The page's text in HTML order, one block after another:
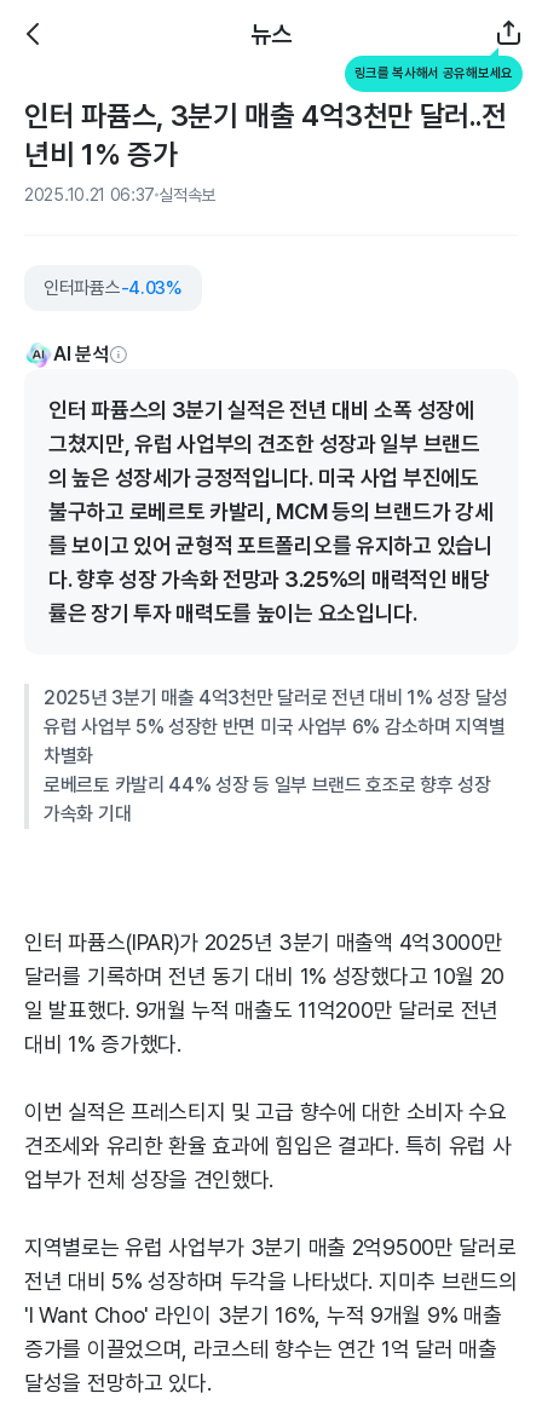
뉴스
링크를 복사해서 공유해보세요
인터 파퓸스, 3분기 매출 4억3천만 달러..전
년비 1% 증가
2025.10.21 06:37 실적속보
인터파퓸스-4.03%
AI 분석
인터 파퓸스의 3분기 실적은 전년 대비 소폭 성장에
그쳤지만, 유럽 사업부의 견조한 성장과 일부 브랜드
의 높은 성장세가 긍정적입니다. 미국 사업 부진에도
불구하고 로베르토 카발리, MCM 등의 브랜드가 강세
를 보이고 있어 균형적 포트폴리오를 유지하고 있습니
다. 향후 성장 가속화 전망과 3.25%의 매력적인 배당
률은 장기 투자 매력도를 높이는 요소입니다.
2025년 3분기 매출 4억3천만 달러로 전년 대비 1% 성장 달성
유럽 사업부 5% 성장한 반면 미국 사업부 6% 감소하며 지역별
차별화
로베르토 카발리 44% 성장 등 일부 브랜드 호조로 향후 성장
가속화 기대
인터 파퓸스(IPAR)가 2025년 3분기 매출액 4억3000만
달러를 기록하며 전년 동기 대비 1% 성장했다고 10월 20
일 발표했다. 9개월 누적 매출도 11억200만 달러로 전년
대비 1% 증가했다.
이번 실적은 프레스티지 및 고급 향수에 대한 소비자 수요
견조세와 유리한 환율 효과에 힘입은 결과다. 특히 유럽 사
업부가 전체 성장을 견인했다.
지역별로는 유럽 사업부가 3분기 매출 2억9500만 달러로
전년 대비 5% 성장하며 두각을 나타냈다. 지미추 브랜드의
'I Want Choo' 라인이 3분기 16%, 누적 9개월 9% 매출
증가를 이끌었으며, 라코스테 향수는 연간 1억 달러 매출
달성을 전망하고 있다.